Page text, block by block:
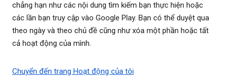
chẳng hạn như các nội dung tìm kiếm bạn thực hiện hoặc
các lần bạn truy cập vào Google Play. Bạn có thể duyệt qua
theo ngày và theo chủ đề cũng như xóa một phần hoặc tất
cả hoạt động của mình.
Chuyển đến trang Hoạt động của tôi